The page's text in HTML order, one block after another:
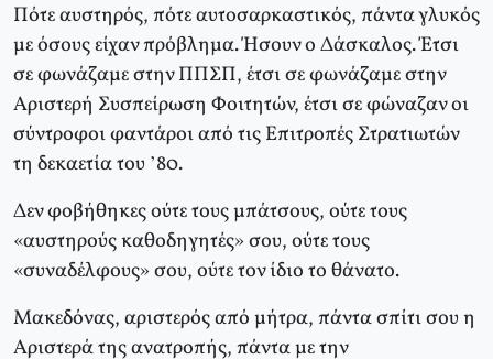
Πότε αυστηρός, πότε αυτοσαρκαστικός, πάντα γλυκός
με όσους είχαν πρόβλημα. Ήσουν ο Δάσκαλος. Έτσι
σε φωνάζαμε στην ΠΠΣΠ, έτσι σε φωνάζαμε στην
Aριστερή Συσπείρωση Φοιτητών, έτσι σε φώναζαν οι
σύντροφοι φαντάροι από τις Eπιτροπές Στρατιωτών
τη δεκαετία του ’80.
Δεν φοβήθηκες ούτε τους μπάτσους, ούτε τους
«αυστηρούς καθοδηγητές» σου, ούτε τους
«συναδέλφους» σου, ούτε τον ίδιο το θάνατο.
Mακεδόνας, αριστερός από μήτρα, πάντα σπίτι σου η
Aριστερά της ανατροπής, πάντα με την